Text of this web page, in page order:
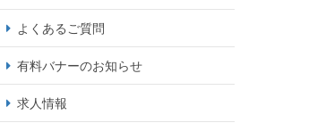
よくあるご質問
有料バナーのお知らせ
求人情報